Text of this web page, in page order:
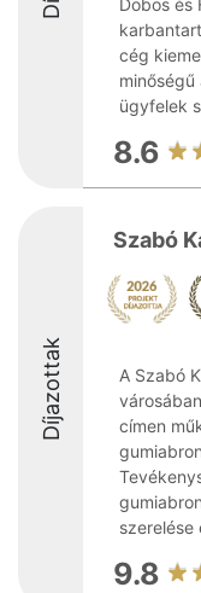
Dobos és
cég
ügyfelek
8.6
Díjazottak
Szabó
A Szabó
címen
szerelése
9.8